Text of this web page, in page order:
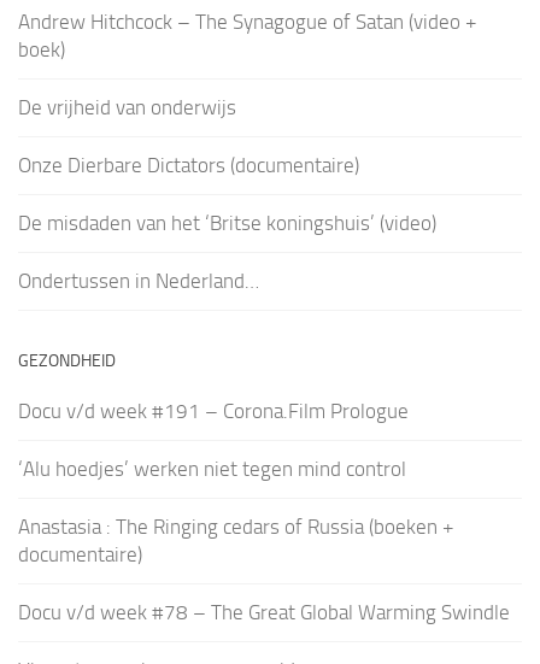
Andrew Hitchcock – The Synagogue of Satan (video +
boek)
De vrijheid van onderwijs
Onze Dierbare Dictators (documentaire)
De misdaden van het ‘Britse koningshuis’ (video)
Ondertussen in Nederland…
GEZONDHEID
Docu v/d week #191 – Corona.Film Prologue
‘Alu hoedjes’ werken niet tegen mind control
Anastasia : The Ringing cedars of Russia (boeken +
documentaire)
Docu v/d week #78 – The Great Global Warming Swindle